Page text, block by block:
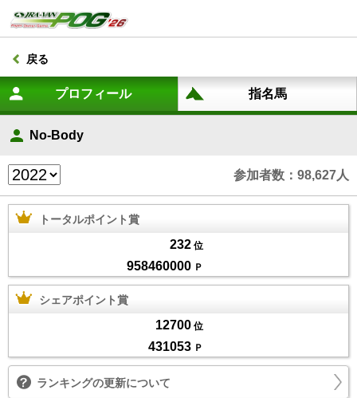
戻る
No-Body
参加者数：98,627人
トータルポイント賞
232 位
958460000 Ｐ
シェアポイント賞
12700 位
431053 Ｐ
ランキングの更新について